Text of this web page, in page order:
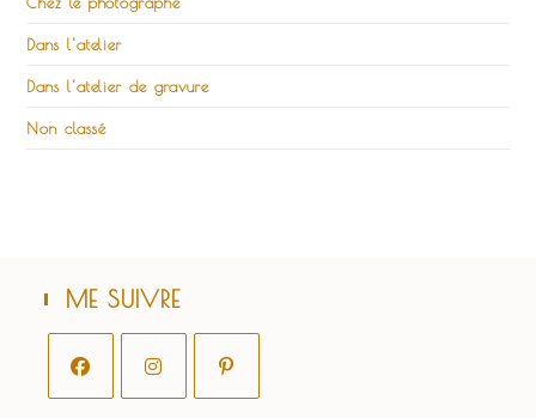
Dans l'atelier
Dans l'atelier de gravure
Non classé
ME SUIVRE